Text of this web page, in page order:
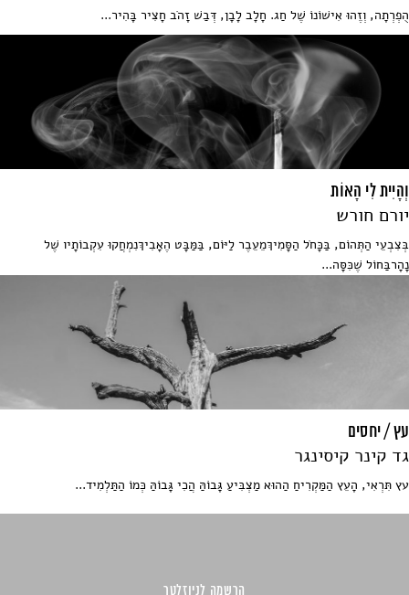
הֻפְרְתָה, וְזֶהוּ אִישׁוֹנוֹ שֶׁל חַג. חָלָב לָבָן, דְּבַשׁ זָהֹב חָצִיר בָּהִיר...
וְהָיִית לִי הָאוֹת
יורם חורש
בְּצִבְעֵי הַתְּהוֹם, בַּכָּחֹל הַסָּמִיךְמֵעֵבֶר לַיּוֹם, בַּמַּבָּט הֶאָבִיךְנִמְחֲקוּ עִקְבוֹתָיו שֶׁל
נָהָרבַּחוֹל שֶׁכִּסָּה...
עץ / יחסים
גד קינר קיסינגר
עץ תִּרְאִי, הָעֵץ הַמַּקְרִיחַ הַהוּא מַצְבִּיעַ גָּבוֹהַּ הֲכִי גָּבוֹהַּ כְּמוֹ הַתַּלְמִיד...
הרשמה לניוזלטר